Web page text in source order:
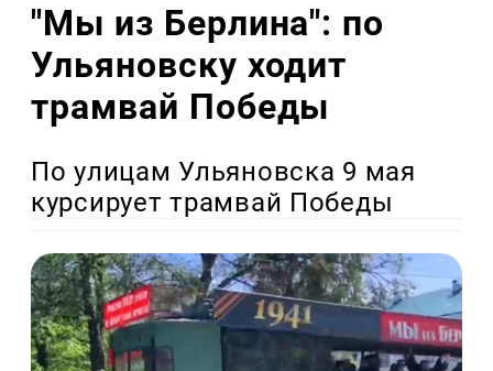
"Мы из Берлина": по
Ульяновску ходит
трамвай Победы
По улицам Ульяновска 9 мая
курсирует трамвай Победы